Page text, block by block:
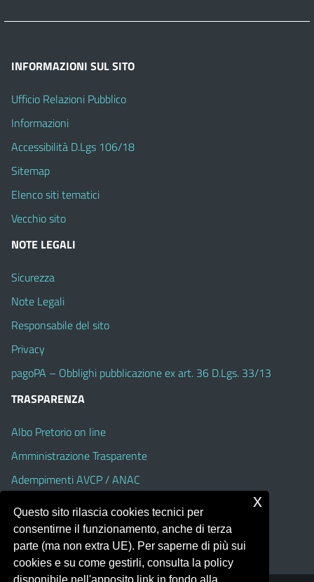
INFORMAZIONI SUL SITO
Ufficio Relazioni Pubblico
Informazioni
Accessibilità D.Lgs 106/18
Sitemap
Elenco siti tematici
Vecchio sito
NOTE LEGALI
Sicurezza
Note Legali
Responsabile del sito
Privacy
pagoPA – Obblighi pubblicazione ex art. 36 D.Lgs. 33/13
TRASPARENZA
Albo Pretorio on line
Amministrazione Trasparente
Adempimenti AVCP / ANAC
Dichiarazione di accessibilità
Questo sito rilascia cookies tecnici per
consentirne il funzionamento, anche di terza
parte (ma non extra UE). Per saperne di più sui
cookies e su come gestirli, consulta la policy
x